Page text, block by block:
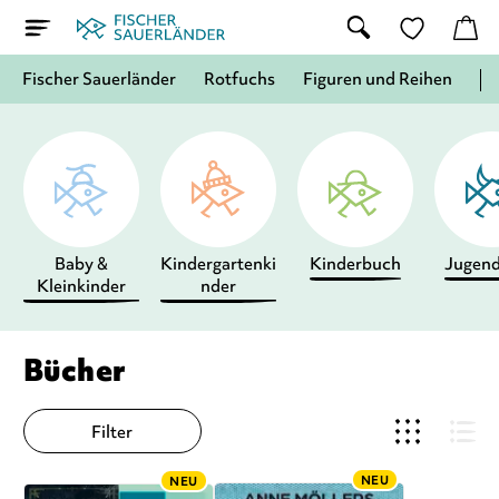
Fischer Sauerländer Rotfuchs Figuren und Reihen
Bücher
Baby &
Kleinkinder
Kindergartenki
nder
Kinderbuch
Filter
NEU NEU